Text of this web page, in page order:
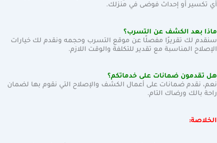
أي تكسير أو إحداث فوضى في منزلك.
ماذا بعد الكشف عن التسرب؟
سنقدم لك تقريرًا مفصلًا عن موقع التسرب وحجمه ونقدم لك خيارات
الإصلاح المناسبة مع تقدير للتكلفة والوقت اللازم.
هل تقدمون ضمانات على خدماتكم؟
نعم، نقدم ضمانات على أعمال الكشف والإصلاح التي نقوم بها لضمان
راحة بالك ورضاك التام.
الخلاصة: